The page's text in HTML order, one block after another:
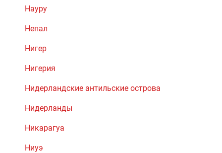
Науру
Непал
Нигер
Нигерия
Нидерландские антильские острова
Нидерланды
Никарагуа
Ниуэ